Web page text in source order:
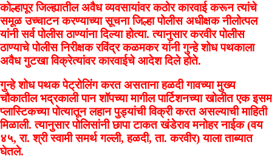
कोल्हापूर जिल्ह्यातील अवैध व्यवसायांवर कठोर कारवाई करून त्यांचे
समूळ उच्चाटन करण्याच्या सूचना जिल्हा पोलीस अधीक्षक नीलोत्पल
यांनी सर्व पोलीस ठाण्यांना दिल्या होत्या. त्यानुसार करवीर पोलीस
ठाण्याचे पोलीस निरीक्षक रविंद्र कळमकर यांनी गुन्हे शोध पथकाला
अवैध गुटखा विक्रेत्यांवर कारवाईचे आदेश दिले होते.
गुन्हे शोध पथक पेट्रोलिंग करत असताना हळदी गावच्या मुख्य
चौकातील भद्रकाली पान शॉपच्या मागील पार्टिशनच्या खोलीत एक इसम
प्लास्टिकच्या पोत्यातून लहान पुड्यांची विक्री करत असल्याची माहिती
मिळाली. त्यानुसार पोलिसांनी छापा टाकत खंडेराव मनोहर नाईक (वय
४५, रा. श्री स्वामी समर्थ गल्ली, हळदी, ता. करवीर) याला ताब्यात
घेतले.